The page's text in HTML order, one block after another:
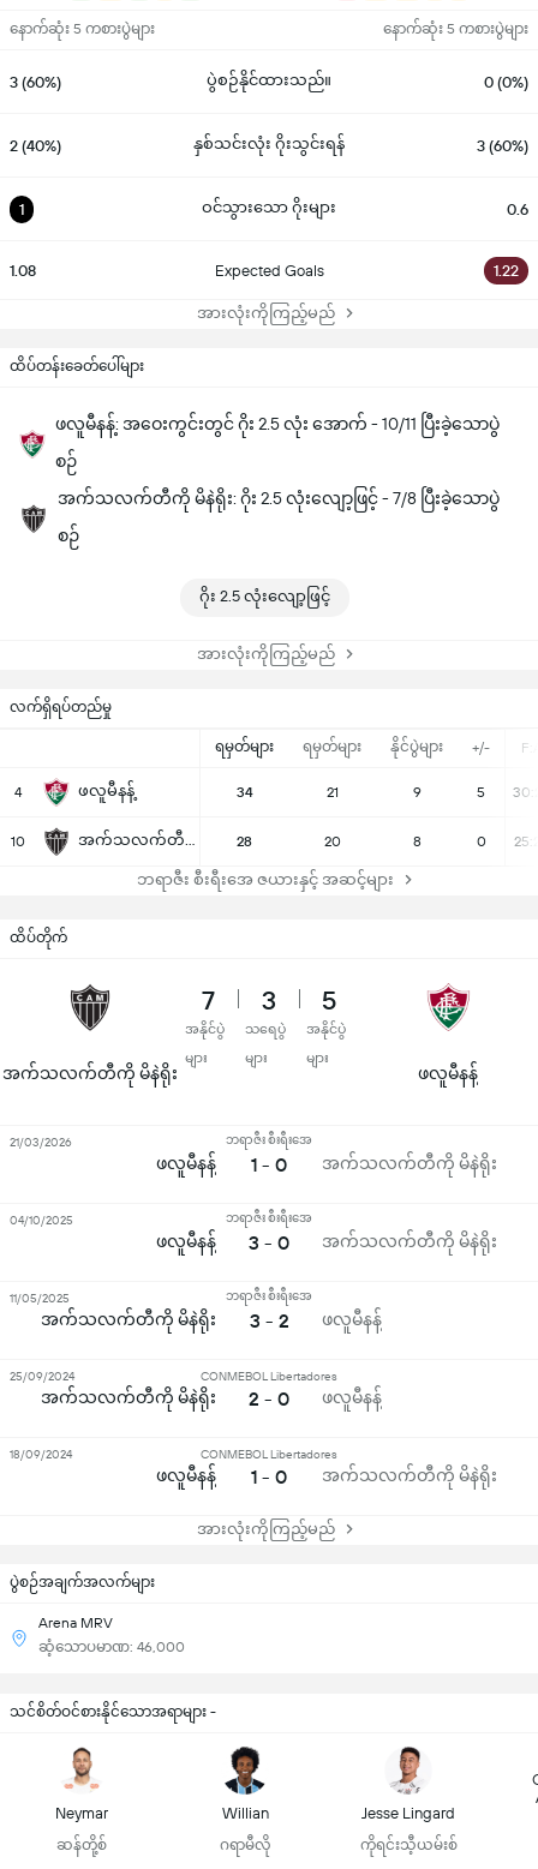
နောက်ဆုံး 5 ကစားပွဲများ နောက်ဆုံး 5 ကစားပွဲများ
3 (60%) ပွဲစဉ်နိုင်ထားသည်။ 0 (0%)
2 (40%) နှစ်သင်းလုံး ဂိုးသွင်းရန် 3 (60%)
1 ဝင်သွားသော ဂိုးများ 0.6
1.08 Expected Goals 1.22
အားလုံးကိုကြည့်မည်
ထိပ်တန်းခေတ်ပေါ်များ
ဖလူမီနန့်: အဝေးကွင်းတွင် ဂိုး 2.5 လုံး အောက် - 10/11 ပြီးခဲ့သောပွဲ
စဉ်
အက်သလက်တီကို မိနဲရိုး: ဂိုး 2.5 လုံးလျော့ဖြင့် - 7/8 ပြီးခဲ့သောပွဲ
စဉ်
ဂိုး 2.5 လုံးလျော့ဖြင့်
အားလုံးကိုကြည့်မည်
လက်ရှိရပ်တည်မှု
ရမှတ်များ ရမှတ်များ နိုင်ပွဲများ +/-
4 ဖလူမီနန့် 34 21 9 5
10 အက်သလက်တီကို မိနဲရိုး 28 20 8 0
ဘရာဇီး စီးရီးအေ ဇယားနှင့် အဆင့်များ
ပွဲစဉ်အချက်အလက်များ
Arena MRV
ဆံ့သောပမာဏ: 46,000
ထိပ်တိုက်
အက်သလက်တီကို မိနဲရိုး
7
အနိုင်ပွဲ
များ
3
သရေပွဲ
များ
5
အနိုင်ပွဲ
များ
ဖလူမီနန့်
ဖလူမီနန့်
ဘရာဇီး စီးရီးအေ
1 - 0 အက်သလက်တီကို မိနဲရိုး
21/03/2026
ဖလူမီနန့်
ဘရာဇီး စီးရီးအေ
3 - 0 အက်သလက်တီကို မိနဲရိုး
04/10/2025
အက်သလက်တီကို မိနဲရိုး
ဘရာဇီး စီးရီးအေ
3 - 2 ဖလူမီနန့်
11/05/2025
အက်သလက်တီကို မိနဲရိုး
CONMEBOL Libertadores
2 - 0 ဖလူမီနန့်
25/09/2024
ဖလူမီနန့်
CONMEBOL Libertadores
1 - 0 အက်သလက်တီကို မိနဲရိုး
18/09/2024
အားလုံးကိုကြည့်မည်
သင်စိတ်ဝင်စားနိုင်သောအရာများ -
Neymar
ဆန်တို့စ်
Willian
ဂရာမီလို
Jesse Lingard
ကိုရင်းသီ့ယမ်းစ်